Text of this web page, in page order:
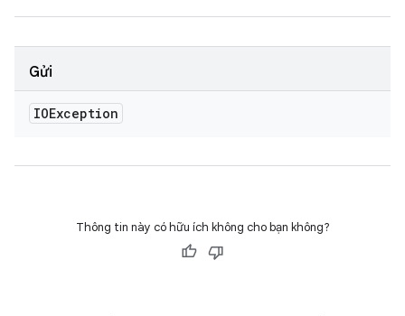
Gửi
IOException
Thông tin này có hữu ích không cho bạn không?